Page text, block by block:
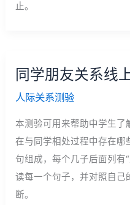
止。
同学朋友关系线
人际关系测验
本测验可用来帮助中学生了
在与同学相处过程中存在
句组成，每个几子后面列有
读每一个句子，并对照自己
断。